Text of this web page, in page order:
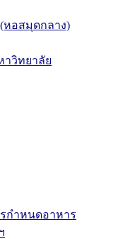
หอสมุดกลาง)
วิทยาลัย
กำหนดอาหาร